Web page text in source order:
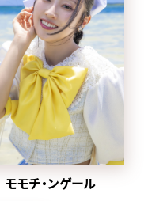
モモチ・ンゲール